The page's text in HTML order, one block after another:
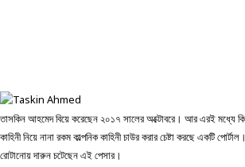
তাসকিন আহমেদ বিয়ে করেছেন ২০১৭ সালের অক্টোবরে। আর এরই মধ্যে
কাহিনী নিয়ে নানা রকম কাল্পনিক কাহিনী চাউর করার চেষ্টা করছে একটি
রোটানোয় দারুন চটেছেন এই পেসার।